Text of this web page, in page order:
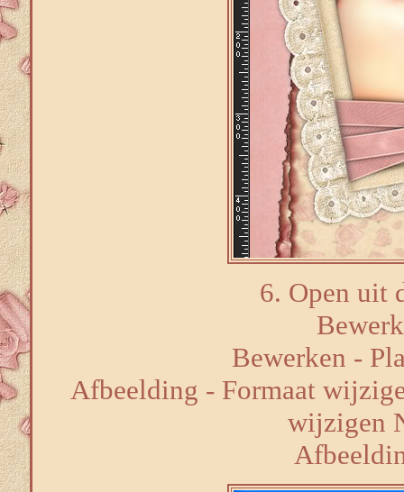
6. Open uit
Bewerken -
Afbeelding - Formaat
wijzigen